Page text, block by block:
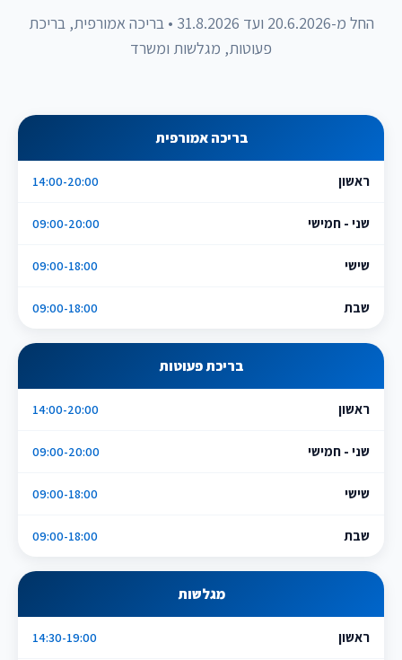
החל מ-20.6.2026 ועד 31.8.2026 • בריכה אמורפית, בריכת
פעוטות, מגלשות ומשרד
בריכה אמורפית
ראשון 14:00-20:00
שני - חמישי 09:00-20:00
שישי 09:00-18:00
שבת 09:00-18:00
בריכת פעוטות
ראשון 14:00-20:00
שני - חמישי 09:00-20:00
שישי 09:00-18:00
שבת 09:00-18:00
מגלשות
ראשון 14:30-19:00